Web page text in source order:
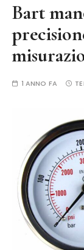
Bart
1 ANNO FA